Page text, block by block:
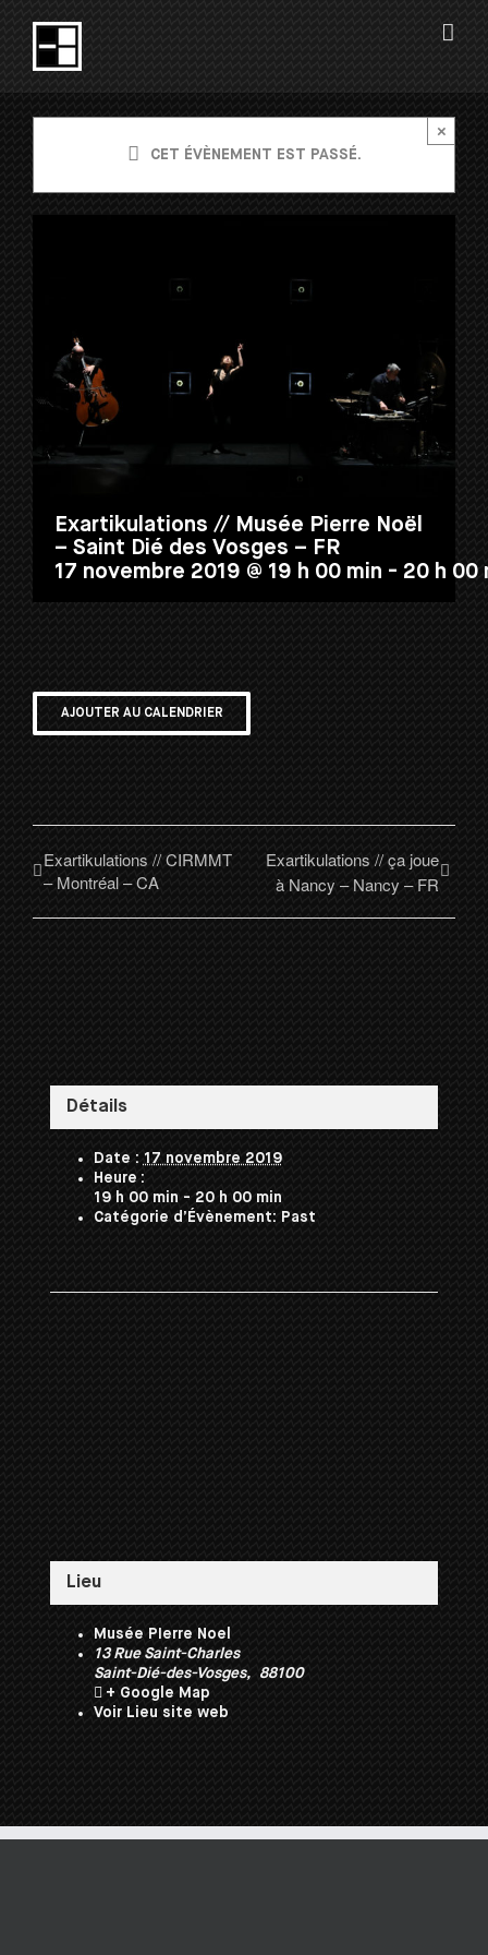
contenu
CET ÉVÈNEMENT EST PASSÉ.
×
Exartikulations // Musée Pierre Noël
– Saint Dié des Vosges – FR
17 novembre 2019 @ 19 h 00 min - 20 h 00
AJOUTER AU CALENDRIER
Exartikulations // CIRMMT
– Montréal – CA
Exartikulations // ça joue
à Nancy – Nancy – FR
Détails
Date : 17 novembre 2019
Heure :
19 h 00 min - 20 h 00 min
Catégorie d’Évènement: Past
Lieu
Musée PIerre Noel
13 Rue Saint-Charles
Saint-Dié-des-Vosges,
88100
+ Google Map
Voir Lieu site web